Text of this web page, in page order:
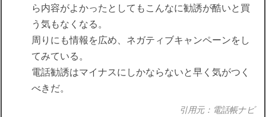
ら内容がよかったとしてもこんなに勧誘が酷いと買
う気もなくなる。
周りにも情報を広め、ネガティブキャンペーンをし
てみている。
電話勧誘はマイナスにしかならないと早く気がつく
べきだ。
引用元：電話帳ナビ